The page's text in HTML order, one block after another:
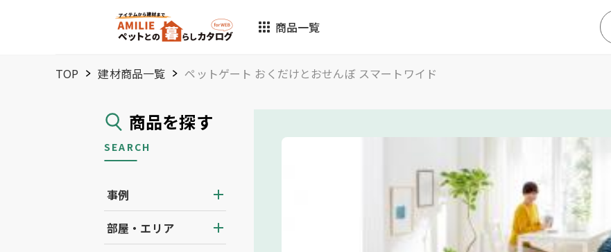
商品一覧
TOP 建材商品一覧 ペットゲート おくだけとおせんぼ スマートワイド
商品を探す
SEARCH
事例
部屋・エリア